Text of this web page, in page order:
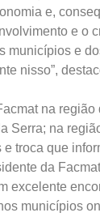
e,
e o
municípios e
nisso”,
na região
Serra; na
troca que
da
excelente
municípios